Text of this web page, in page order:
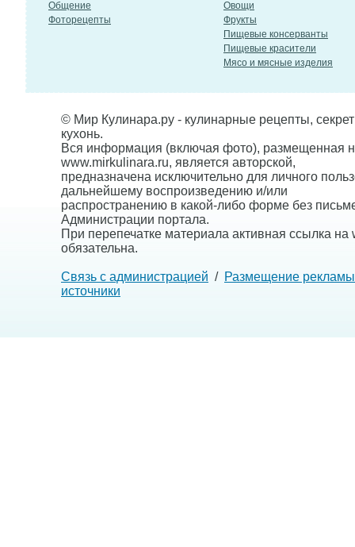
Общение
Фоторецепты
Овощи
Фрукты
Пищевые консерванты
Пищевые красители
Мясо и мясные изделия
© Мир Кулинара.ру - кулинарные рецепты,
кухонь.
Вся информация (включая фото), размещенная
www.mirkulinara.ru, является авторской,
предназначена исключительно для личного
дальнейшему воспроизведению и/или
распространению в какой-либо форме без
Администрации портала.
При перепечатке материала активная ссылка на
обязательна.
Связь с администрацией / Размещение рекламы
источники